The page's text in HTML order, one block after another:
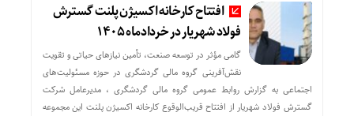
افتتاح کارخانه اکسیژن پلنت گسترش
فولاد شهریار در خردادماه ۱۴۰۵
گامی مؤثر در توسعه صنعت، تأمین نیازهای حیاتی و تقویت
نقش‌آفرینی گروه مالی گردشگری در حوزه مسئولیت‌های
اجتماعی به گزارش روابط عمومی گروه مالی گردشگری ، مدیرعامل شرکت
گسترش فولاد شهریار از افتتاح قریب‌الوقوع کارخانه اکسیژن پلنت این مجموعه